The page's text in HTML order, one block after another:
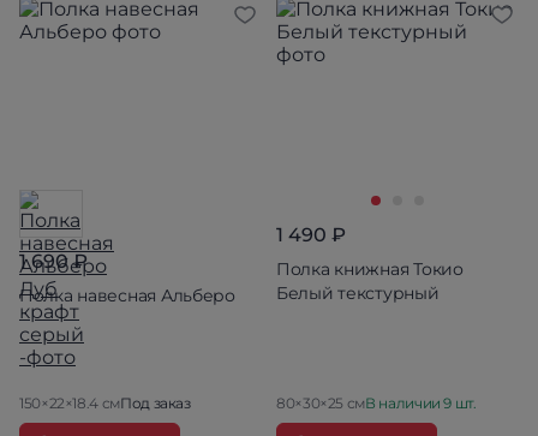
1 690 ₽
Полка навесная Альберо
150×22×18.4 смПод заказ
1 490 ₽
Полка книжная Токио
Белый текстурный
80×30×25 смВ наличии 9 шт.